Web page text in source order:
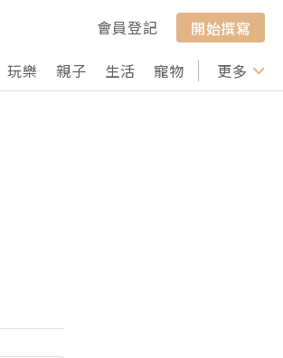
會員登記
開始撰寫
玩樂 親子 生活 寵物 行山 打卡
更多